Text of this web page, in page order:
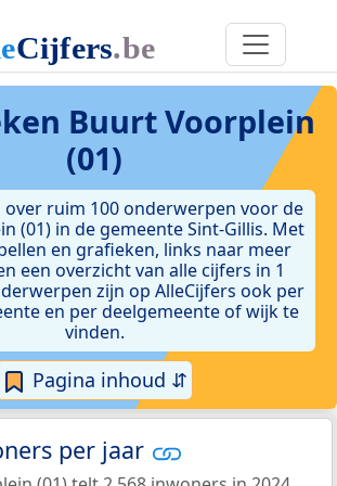
Buurt Voorplein
(01)
over ruim 100 onderwerpen voor de
(01) in de gemeente Sint-Gillis. Met
en grafieken, links naar meer
een overzicht van alle cijfers in 1
zijn op AlleCijfers ook per
en per deelgemeente of wijk te
vinden.
Pagina inhoud ⇵
per jaar